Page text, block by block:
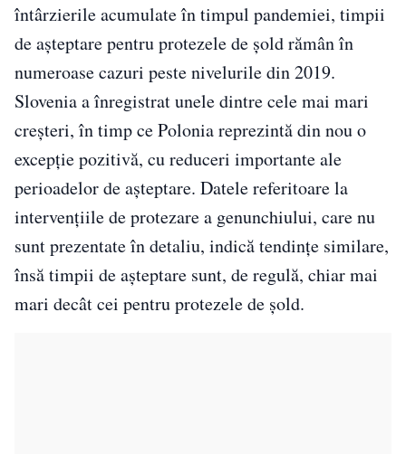
întârzierile acumulate în timpul pandemiei, timpii
de așteptare pentru protezele de șold rămân în
numeroase cazuri peste nivelurile din 2019.
Slovenia a înregistrat unele dintre cele mai mari
creșteri, în timp ce Polonia reprezintă din nou o
excepție pozitivă, cu reduceri importante ale
perioadelor de așteptare. Datele referitoare la
intervențiile de protezare a genunchiului, care nu
sunt prezentate în detaliu, indică tendințe similare,
însă timpii de așteptare sunt, de regulă, chiar mai
mari decât cei pentru protezele de șold.